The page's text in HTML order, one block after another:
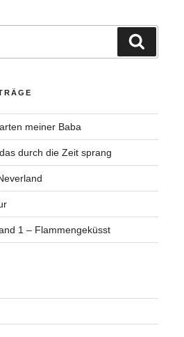
meiner Baba
durch die Zeit sprang
1 – Flammengeküsst